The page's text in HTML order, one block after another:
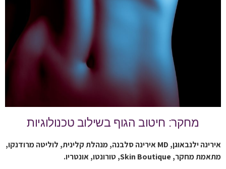
מחקר: חיטוב הגוף בשילוב טכנולוגיות
אירינה ילנבאוגן, MD אירינה סלבנה, מנהלת קלינית, לוליטה מרודנקו,
מתאמת מחקר, Skin Boutique, טורונטו, אונטריו.